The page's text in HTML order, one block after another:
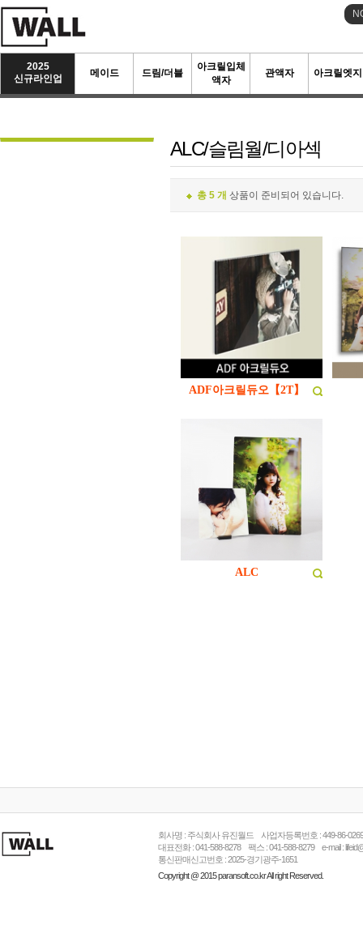
2025
신규라인업
메이드 드림/더블
아크릴입체
액자
관액자 아크릴엣지
ALC/슬림월/디아섹
총 5 개 상품이 준비되어 있습니다.
ADF아크릴듀오【2T】
ALC
회사명 : 주식회사 유진월드 사업자등록번호 : 449-86-
대표전화 : 041-588-8278 팩스 : 041-588-8279 e-mail :
통신판매신고번호 : 2025-경기광주-1651
Copyright @ 2015 paransoft.co.kr All right Reserved.